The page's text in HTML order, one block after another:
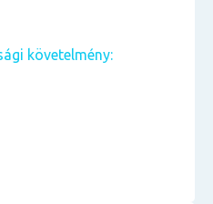
követelmény: